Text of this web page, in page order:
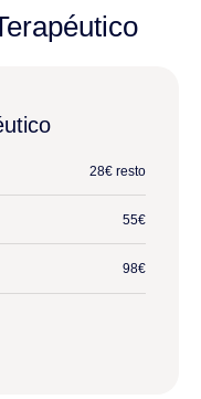
28€ resto
55€
98€